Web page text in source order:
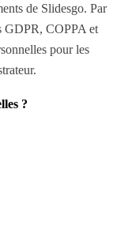
de Slidesgo. Par
GDPR, COPPA et
pour les
?